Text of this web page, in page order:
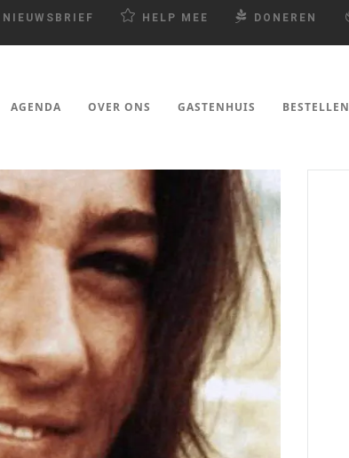
NIEUWSBRIEF HELP MEE DONEREN
AGENDA OVER ONS GASTENHUIS BESTELLEN